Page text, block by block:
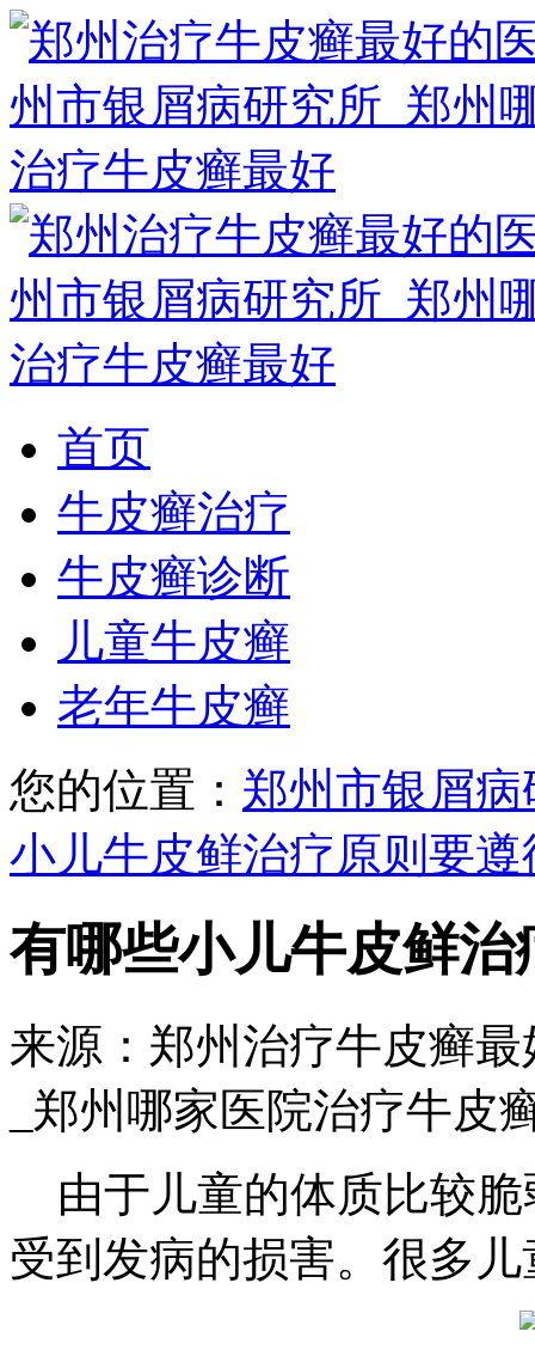
首页
牛皮癣治疗
牛皮癣诊断
儿童牛皮癣
老年牛皮癣
您的位置： 郑州市银屑病
小儿牛皮鲜治疗原则要遵
有哪些小儿牛皮鲜治
来源：郑州治疗牛皮癣
_郑州哪家医院治疗牛皮
由于儿童的体质比较脆
受到发病的损害。很多